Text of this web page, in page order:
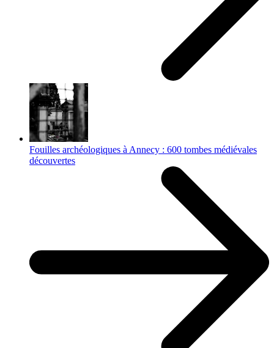
Fouilles archéologiques à Annecy : 600 tombes médiévales
découvertes